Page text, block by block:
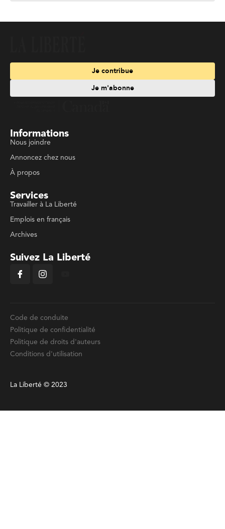
Je contribue
Je m'abonne
Informations
Nous joindre
Annoncez chez nous
À propos
Services
Travailler à La Liberté
Emplois en français
Archives
Suivez La Liberté
Code de conduite
Politique de confidentialité
Politique de droits d'auteurs
Conditions d'utilisation
La Liberté © 2023